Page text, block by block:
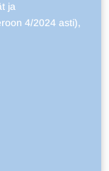
ja
4/2024 asti),